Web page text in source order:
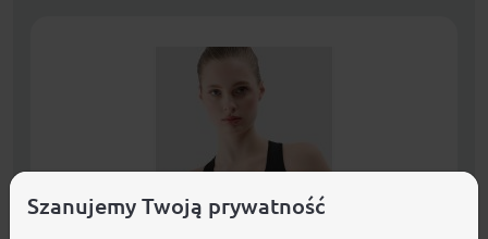
Szanujemy Twoją prywatność